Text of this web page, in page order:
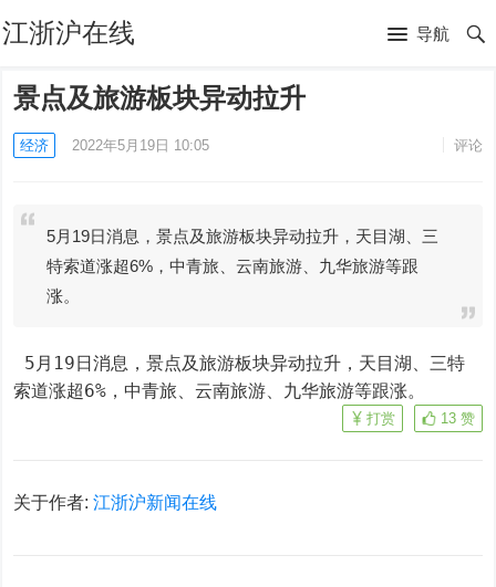
江浙沪在线 导航
景点及旅游板块异动拉升
经济 2022年5月19日 10:05 评论
5月19日消息，景点及旅游板块异动拉升，天目湖、三
特索道涨超6%，中青旅、云南旅游、九华旅游等跟
涨。
索道涨超6%，中青旅、云南旅游、九华旅游等跟涨。
13 赞
打赏
关于作者:江浙沪新闻在线